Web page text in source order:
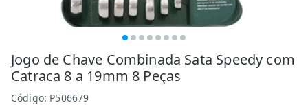
Jogo de Chave Combinada Sata Speedy com
Catraca 8 a 19mm 8 Peças
Código: P506679